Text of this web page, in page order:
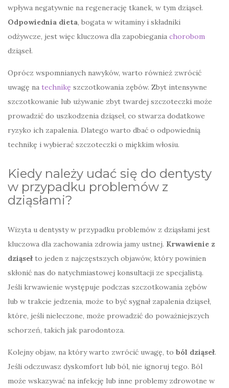
wpływa negatywnie na regenerację tkanek, w tym dziąseł.
Odpowiednia dieta, bogata w witaminy i składniki
odżywcze, jest więc kluczowa dla zapobiegania chorobom
dziąseł.
Oprócz wspomnianych nawyków, warto również zwrócić
uwagę na technikę szczotkowania zębów. Zbyt intensywne
szczotkowanie lub używanie zbyt twardej szczoteczki może
prowadzić do uszkodzenia dziąseł, co stwarza dodatkowe
ryzyko ich zapalenia. Dlatego warto dbać o odpowiednią
technikę i wybierać szczoteczki o miękkim włosiu.
Kiedy należy udać się do dentysty
w przypadku problemów z
dziąsłami?
Wizyta u dentysty w przypadku problemów z dziąsłami jest
kluczowa dla zachowania zdrowia jamy ustnej. Krwawienie z
dziąseł to jeden z najczęstszych objawów, który powinien
skłonić nas do natychmiastowej konsultacji ze specjalistą.
Jeśli krwawienie występuje podczas szczotkowania zębów
lub w trakcie jedzenia, może to być sygnał zapalenia dziąseł,
które, jeśli nieleczone, może prowadzić do poważniejszych
schorzeń, takich jak parodontoza.
Kolejny objaw, na który warto zwrócić uwagę, to ból dziąseł.
Jeśli odczuwasz dyskomfort lub ból, nie ignoruj tego. Ból
może wskazywać na infekcję lub inne problemy zdrowotne w